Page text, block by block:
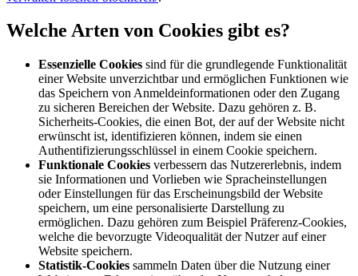
Welche Arten von Cookies gibt es?
Essenzielle Cookies sind für die grundlegende Funktionalität
einer Website unverzichtbar und ermöglichen Funktionen wie
das Speichern von Anmeldeinformationen oder den Zugang
zu sicheren Bereichen der Website. Dazu gehören z. B.
Sicherheits-Cookies, die einen Bot, der auf der Website nicht
erwünscht ist, identifizieren können, indem sie einen
Authentifizierungsschlüssel in einem Cookie speichern.
Funktionale Cookies verbessern das Nutzererlebnis, indem
sie Informationen und Vorlieben wie Spracheinstellungen
oder Einstellungen für das Erscheinungsbild der Website
speichern, um eine personalisierte Darstellung zu
ermöglichen. Dazu gehören zum Beispiel Präferenz-Cookies,
welche die bevorzugte Videoqualität der Nutzer auf einer
Website speichern.
Statistik-Cookies sammeln Daten über die Nutzung einer